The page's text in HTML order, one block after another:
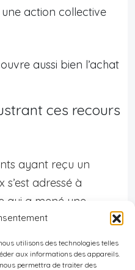
utilisons des technologies telles
aux informations des appareils.
permettra de traiter des
action collective
aussi bien l’achat
ces recours
ayant reçu un
adressé à
qui a mené une
au remboursement
sur le vendeur.